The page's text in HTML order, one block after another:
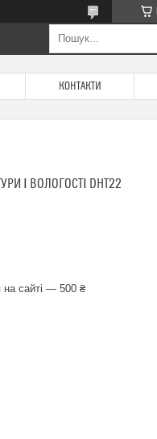
КОНТАКТИ
І ВОЛОГОСТІ DHT22
на сайті — 500 ₴